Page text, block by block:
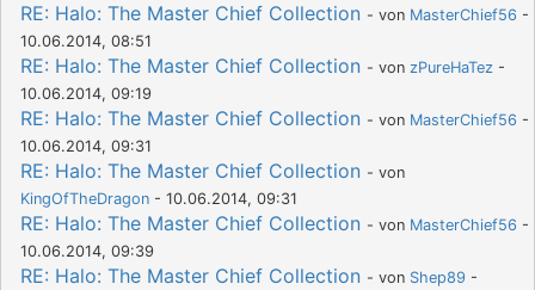
RE: Halo: The Master Chief Collection - von MasterChief56 -
10.06.2014, 08:51
RE: Halo: The Master Chief Collection - von zPureHaTez -
10.06.2014, 09:19
RE: Halo: The Master Chief Collection - von MasterChief56 -
10.06.2014, 09:31
RE: Halo: The Master Chief Collection - von
KingOfTheDragon - 10.06.2014, 09:31
RE: Halo: The Master Chief Collection - von MasterChief56 -
10.06.2014, 09:39
RE: Halo: The Master Chief Collection - von Shep89 -